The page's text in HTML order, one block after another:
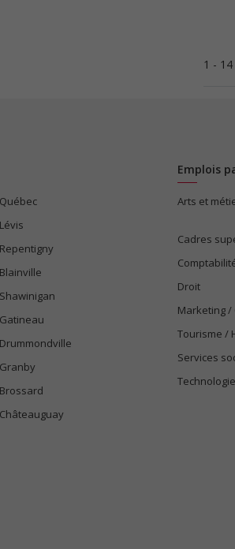
1 -
Québec
Lévis
Repentigny
Blainville
Shawinigan
Gatineau
Drummondville
Granby
Brossard
Châteauguay
Emplois
Arts et
Cadres
Droit
Marketing /
Tourisme /
Services